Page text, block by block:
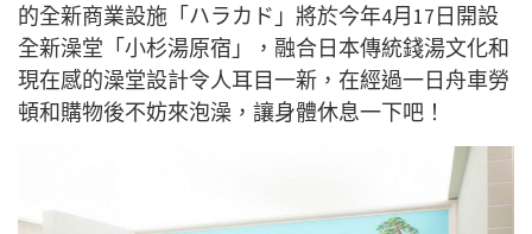
的全新商業設施「ハラカド」將於今年4月17日開設
全新澡堂「小杉湯原宿」，融合日本傳統錢湯文化和
現在感的澡堂設計令人耳目一新，在經過一日舟車勞
頓和購物後不妨來泡澡，讓身體休息一下吧！